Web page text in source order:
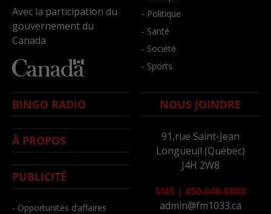
Avec la participation du
gouvernement du
Canada
- Politique
- Santé
- Société
- Sports
BINGO RADIO
À PROPOS
PUBLICITÉ
- Opportunités d’affaires
NOUS JOINDRE
91,rue Saint-Jean
Longueuil (Québec)
J4H 2W8
SMS | 450-646-6800
admin@fm1033.ca